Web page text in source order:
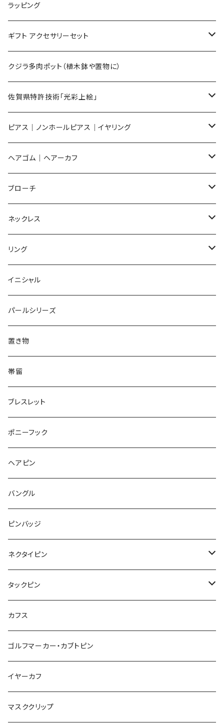
Lサイズ
Mサイズ
Sサイズ
ラッピング
ギフト アクセサリーセット
flower
メンズ ギフトセット
クジラ多肉ポット（植木鉢や置物に）
佐賀県特許技術「光彩上絵」
ピアス
イヤリング
ノンホールピアス
ヘアゴム
ブローチ
ネックレス
リング
ピアス｜ノンホールピアス｜イヤリング
ピアス
Flower
Dot
てんとう虫
pattern
こいのぼり
マーブル
カメオ
星
鳥
ノンホールピアス
Flower
Dot
Bubble
Animal
マーブル
こいのぼり
てんとう虫
鳥
食品
イヤリング
Flower
Round
Triangle
食品
ハロウィン
カモフラージュ
square
天使
リボン
ヘアゴム｜ヘアーカフ
Flower
Round
Square
てんとう虫
Animal
うさぎ
パンダ
レッサーパンダ
ブタ
鏡
Pattern
マーメイド
雲
月
惑星
星
唐津土
lip
フルーツ
アイスクリーム
マーブル
音楽
カメオ
ハート
ブローチ
Flower
Animal
猫
犬
くま
コアラ
羊
牛
カメ
イルカ
Lips
鏡
Pattern
house
bag
フルーツ
さくらんぼ
レモン
てんとう虫
野菜
雲
月
惑星
星
こいのぼり
カメラ
音楽
バイオリン
ピアノ
カメオ
バルーン
ネックレス
Flower
Animal
てんとう虫
Food
Pattern
ガラス
カメラ
リボン
ラリエット
モザイク
ハート
アルファベット
ハロウィン
紐
鳥
バルーン
リング
Flower
Round
てんとう虫
animal
lip
フルーツ
パン
ガラス
リボン
マーブル
鳥
星
アルファベット
ハロウィン
カメオ
イニシャル
パールシリーズ
置き物
帯留
ブレスレット
ポニーフック
ヘアピン
バングル
ピンバッジ
ネクタイピン
結び
スクエア
タックピン
結び
カフス
ゴルフマーカー・カブトピン
イヤーカフ
マスククリップ